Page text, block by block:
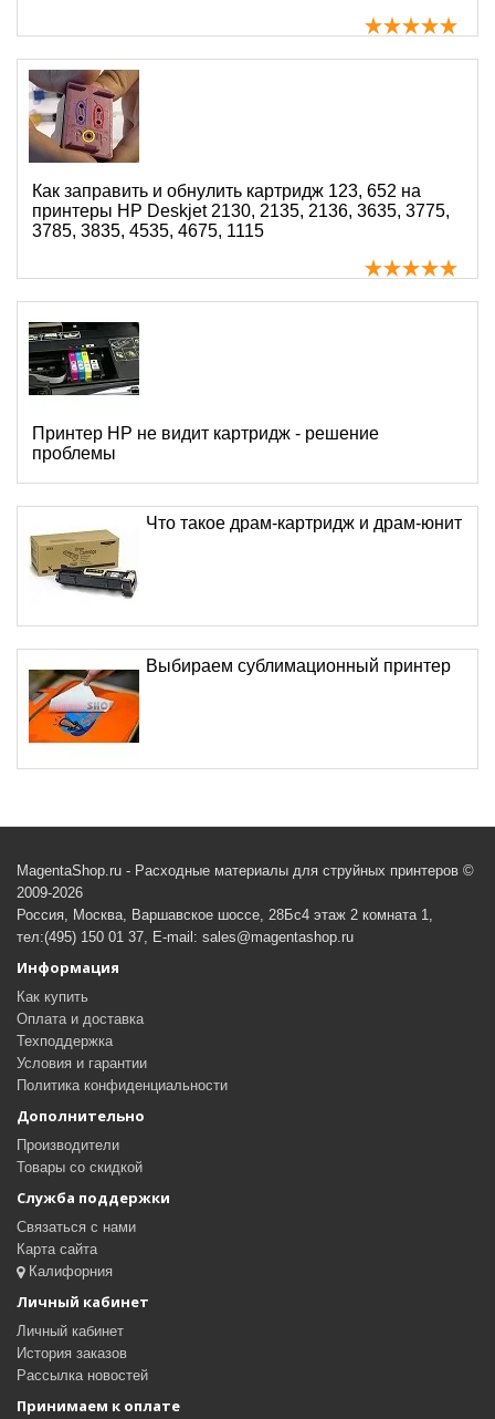
Как заправить и обнулить картридж 123, 652 на
принтеры HP Deskjet 2130, 2135, 2136, 3635, 3775,
3785, 3835, 4535, 4675, 1115
Принтер HP не видит картридж - решение
проблемы
Что такое драм-картридж и драм-юнит
Выбираем сублимационный принтер
MagentaShop.ru - Расходные материалы для струйных принтеров ©
2009-2026
Россия, Москва, Варшавское шоссе, 28Бс4 этаж 2 комната 1,
тел:(495) 150 01 37, E-mail: sales@magentashop.ru
Информация
Как купить
Оплата и доставка
Техподдержка
Условия и гарантии
Политика конфиденциальности
Дополнительно
Производители
Товары со скидкой
Служба поддержки
Связаться с нами
Карта сайта
Калифорния
Личный кабинет
Личный кабинет
История заказов
Рассылка новостей
Принимаем к оплате